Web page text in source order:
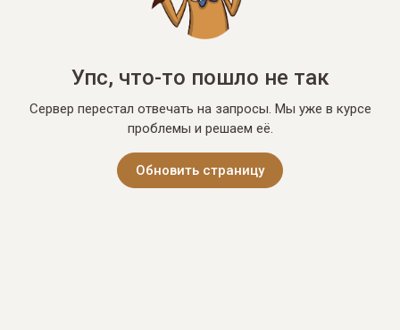
Упс, что-то пошло не так
Сервер перестал отвечать на запросы. Мы уже в курсе
проблемы и решаем её.
Обновить страницу